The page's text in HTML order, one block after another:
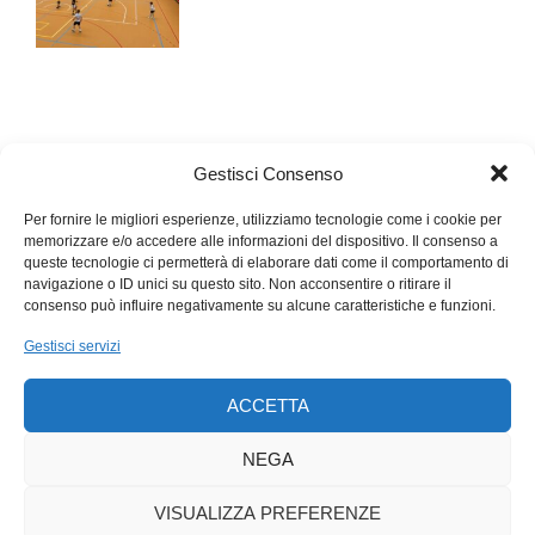
Gestisci Consenso
Per fornire le migliori esperienze, utilizziamo tecnologie come i cookie per
memorizzare e/o accedere alle informazioni del dispositivo. Il consenso a
queste tecnologie ci permetterà di elaborare dati come il comportamento di
navigazione o ID unici su questo sito. Non acconsentire o ritirare il
consenso può influire negativamente su alcune caratteristiche e funzioni.
Gestisci servizi
ACCETTA
NEGA
VISUALIZZA PREFERENZE
dei mea culpa e delle commissioni interne d’inchiesta. Occorre
che i crimini (così si chiamano) dei suoi membri vengano
stessi (lo penso anche per i tribunali militari)? Lo scandalo di
oggi non sono solo gli abusi, ma gli occhi chiusi su di essi e
una concezione della «misericordia» nei confronti dei
«peccatori» che a volte rasenta la complicità e dimentica
sempre le vittime.